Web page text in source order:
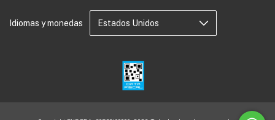
Idiomas y monedas